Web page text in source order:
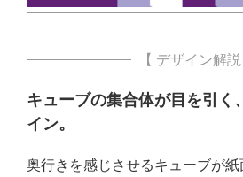
【 デザイン解説
キューブの集合体が目を引く
イン。
奥行きを感じさせるキューブが